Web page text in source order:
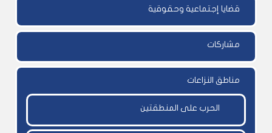
قضايا إجتماعية وحقوقية
مشاركات
مناطق النزاعات
الحرب على المنطقتين